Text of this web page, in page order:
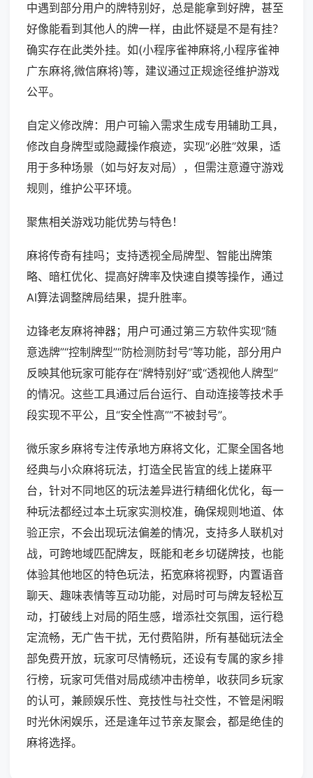
中遇到部分用户的牌特别好，总是能拿到好牌，甚至
好像能看到其他人的牌一样，由此怀疑是不是有挂？
确实存在此类外挂。如(小程序雀神麻将,小程序雀神
广东麻将,微信麻将)等，建议通过正规途径维护游戏
公平。
自定义修改牌：用户可输入需求生成专用辅助工具，
修改自身牌型或隐藏操作痕迹，实现“必胜”效果，适
用于多种场景（如与好友对局），但需注意遵守游戏
规则，维护公平环境。
聚焦相关游戏功能优势与特色！
麻将传奇有挂吗；支持透视全局牌型、智能出牌策
略、暗杠优化、提高好牌率及快速自摸等操作，通过
AI算法调整牌局结果，提升胜率。
边锋老友麻将神器；用户可通过第三方软件实现“随
意选牌”“控制牌型”“防检测防封号”等功能，部分用户
反映其他玩家可能存在“牌特别好”或“透视他人牌型”
的情况。这些工具通过后台运行、自动连接等技术手
段实现不平公，且“安全性高”“不被封号”。
微乐家乡麻将专注传承地方麻将文化，汇聚全国各地
经典与小众麻将玩法，打造全民皆宜的线上搓麻平
台，针对不同地区的玩法差异进行精细化优化，每一
种玩法都经过本土玩家实测校准，确保规则地道、体
验正宗，不会出现玩法偏差的情况，支持多人联机对
战，可跨地域匹配牌友，既能和老乡切磋牌技，也能
体验其他地区的特色玩法，拓宽麻将视野，内置语音
聊天、趣味表情等互动功能，对局时可与牌友轻松互
动，打破线上对局的陌生感，增添社交氛围，运行稳
定流畅，无广告干扰，无付费陷阱，所有基础玩法全
部免费开放，玩家可尽情畅玩，还设有专属的家乡排
行榜，玩家可凭借对局成绩冲击榜单，收获同乡玩家
的认可，兼顾娱乐性、竞技性与社交性，不管是闲暇
时光休闲娱乐，还是逢年过节亲友聚会，都是绝佳的
麻将选择。